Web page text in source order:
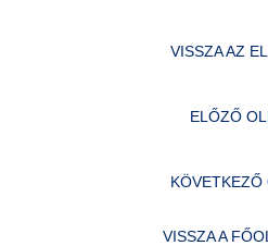
VISSZA AZ
ELŐZŐ
KÖVETKEZŐ
VISSZA A